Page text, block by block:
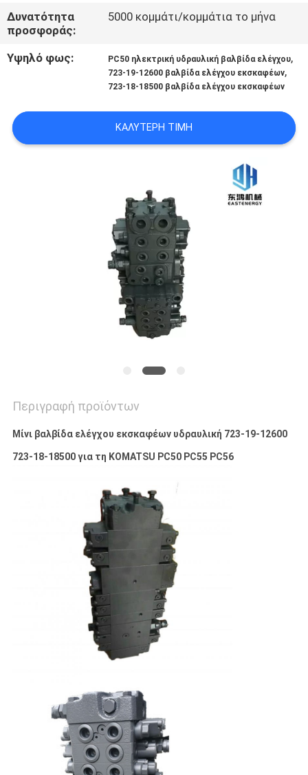
Δυνατότητα
προσφοράς:
5000 κομμάτι/κομμάτια το μήνα
Υψηλό φως: PC50 ηλεκτρική υδραυλική βαλβίδα ελέγχου,
723-19-12600 βαλβίδα ελέγχου εκσκαφέων,
723-18-18500 βαλβίδα ελέγχου εκσκαφέων
ΚΑΛΎΤΕΡΗ ΤΙΜΉ
Περιγραφή προϊόντων
Μίνι βαλβίδα ελέγχου εκσκαφέων υδραυλική 723-19-12600
723-18-18500 για τη KOMATSU PC50 PC55 PC56